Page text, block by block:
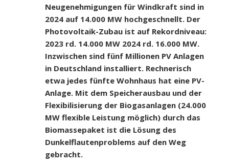
Neugenehmigungen für Windkraft sind in
2024 auf 14.000 MW hochgeschnellt. Der
Photovoltaik-Zubau ist auf Rekordniveau:
2023 rd. 14.000 MW 2024 rd. 16.000 MW.
Inzwischen sind fünf Millionen PV Anlagen
in Deutschland installiert. Rechnerisch
etwa jedes fünfte Wohnhaus hat eine PV-
Anlage. Mit dem Speicherausbau und der
Flexibilisierung der Biogasanlagen (24.000
MW flexible Leistung möglich) durch das
Biomassepaket ist die Lösung des
Dunkelflautenproblems auf den Weg
gebracht.